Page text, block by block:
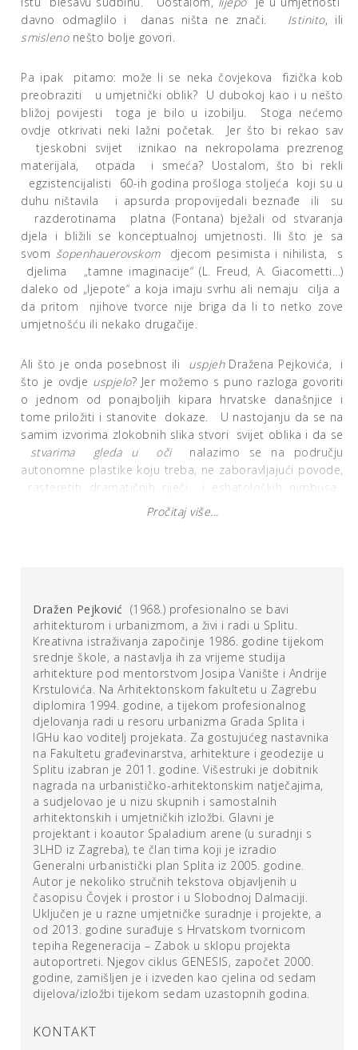
davno odmaglilo i danas ništa ne znači. Istinito, ili
smislenonešto bolje govori.
Pa ipak pitamo: može li se neka čovjekova fizička kob
preobraziti u umjetnički oblik? U dubokoj kao i u nešto
bližoj povijesti toga je bilo u izobilju. Stoga nećemo
ovdje otkrivati neki lažni početak. Jer što bi rekao sav
tjeskobni svijet iznikao na nekropolama prezrenog
materijala, otpada i smeća? Uostalom, što bi rekli
egzistencijalisti 60-ih godina prošloga stoljeća koji su u
duhu ništavila i apsurda propovijedali beznađe ili su
razderotinama platna (Fontana) bježali od stvaranja
djela i bližili se konceptualnoj umjetnosti. Ili što je sa
svom šopenhauerovskomdjecom pesimista i nihilista, s
djelima „tamne imaginacije“ (L. Freud, A. Giacometti…)
daleko od „ljepote“ a koja imaju svrhu ali nemaju cilja a
da pritom njihove tvorce nije briga da li to netko zove
umjetnošću ili nekako drugačije.
Ali što je onda posebnost ili uspjehDražena Pejkovića, i
što je ovdje uspjelo? Jer možemo s puno razloga govoriti
o jednom od ponajboljih kipara hrvatske današnjice i
tome priložiti i stanovite dokaze. U nastojanju da se na
samim izvorima zlokobnih slika stvori svijet oblika i da se
stvarima gleda u oči
nalazimo se na području
autonomne plastike koju treba, ne zaboravljajući povode,
rasteretiti dramatičnih riječi i eshatoloških nimbusa.
Ipak, obaveza je ovo djelo osloboditi tmurnih onkoloških
analogija pa naposljetku i njegovih dijagnostičkih
modela (onako otprilike kao i što ljudski skelet stoji u
svakoj i najzabačenijoj seoskoj ambulanti). Ali zazivajući
svjetlo i sjene bogato pletivo osuđeno na rahlo i
gropovito tkanje, na oblik i prostor ima ulogu animirati
i stvoriti promjenjiva lica oblika. I tu se bližimo
konceptualnoji ambijentalnoj naravi ovoga djela– Uz to,
ovoj semetastaznoj hortikulturidaje narav organskoga;
svakako sposobnoga organizma da nabubri ili se stanji,
da bude grop i nit, da bude naposljetku lijep i bez
ljepote; fizički potpun, prostorno lakom i konceptualno
cjelovit.
Od tuda moja fascinacija ovim djelom. Ona proistječe
prije iz skromnosti neke pletilje i tkalačkoga stana nego
iz nadmena pozicije stvoritelja, prije iz trijezne svijesti
nego iz (enformelne) nagonske besvijesti. U ime oblika
suptilno i brižno tkano pletivo ne poništava svoj
dramatični izvor kojega, kao i lošu slutnju Pejković neće
odvesti u prostor fizičke i ljudske neosjetljivosti. Ono
uživa povlasticu da bude i oblik i skulptura, ali i struktura
i prostor; tijelo i ambijent tijelo prostora i prostor tijela
utoliko je onolikovnoi utoliko je ovoskulptura
Pročitaj više...
Dražen Pejković (1968.) profesionalno se bavi
arhitekturom i urbanizmom, a živi i radi u Splitu.
Kreativna istraživanja započinje 1986. godine tijekom
srednje škole, a nastavlja ih za vrijeme studija
arhitekture pod mentorstvom Josipa Vanište i Andrije
Krstulovića. Na Arhitektonskom fakultetu u Zagrebu
diplomira 1994. godine, a tijekom profesionalnog
djelovanja radi u resoru urbanizma Grada Splita i
IGHu kao voditelj projekata. Za gostujućeg nastavnika
na Fakultetu građevinarstva, arhitekture i geodezije u
Splitu izabran je 2011. godine. Višestruki je dobitnik
nagrada na urbanističko-arhitektonskim natječajima,
a sudjelovao je u nizu skupnih i samostalnih
arhitektonskih i umjetničkih izložbi. Glavni je
projektant i koautor Spaladium arene (u suradnji s
3LHD iz Zagreba), te član tima koji je izradio
Generalni urbanistički plan Splita iz 2005. godine.
Autor je nekoliko stručnih tekstova objavljenih u
časopisu Čovjek i prostor i u Slobodnoj Dalmaciji.
Uključen je u razne umjetničke suradnje i projekte, a
od 2013. godine surađuje s Hrvatskom tvornicom
tepiha Regeneracija – Zabok u sklopu projekta
autoportreti. Njegov ciklus GENESIS, započet 2000.
godine, zamišljen je i izveden kao cjelina od sedam
dijelova/izložbi tijekom sedam uzastopnih godina.
KONTAKT